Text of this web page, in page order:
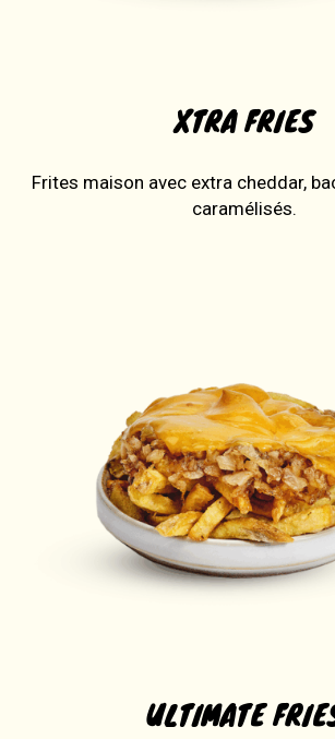
XTRA FRIES
Frites maison avec extra cheddar,
caramélisés.
ULTIMATE